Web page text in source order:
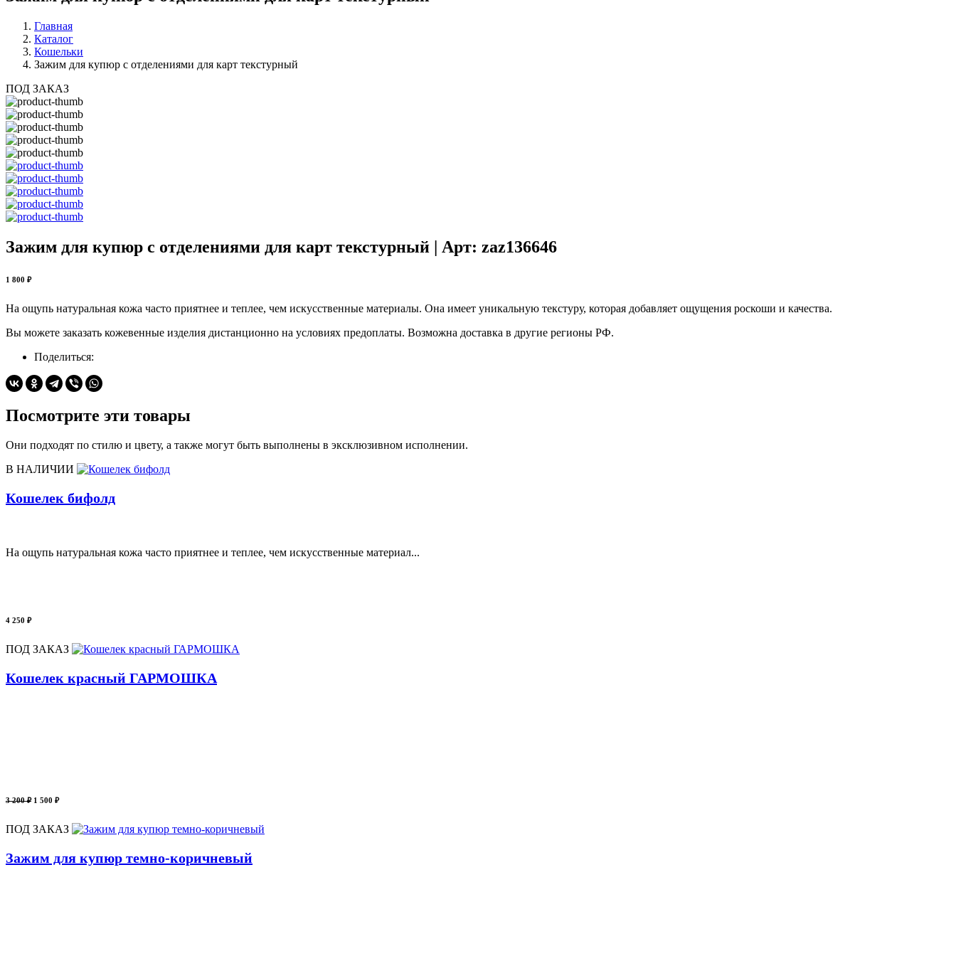
Главная
Каталог
Кошельки
Зажим для купюр с отделениями для карт текстурный
ПОД ЗАКАЗ
Зажим для купюр с отделениями для карт текстурный | Арт: zaz136646
1 800 ₽
На ощупь натуральная кожа часто приятнее и теплее, чем искусственные материалы. Она имеет уникальную текстуру, которая добавляет ощущения роскоши и качества.
Вы можете заказать кожевенные изделия дистанционно на условиях предоплаты. Возможна доставка в другие регионы РФ.
Поделиться:
Посмотрите эти товары
Они подходят по стилю и цвету, а также могут быть выполнены в эксклюзивном исполнении.
В НАЛИЧИИ
Кошелек бифолд
На ощупь натуральная кожа часто приятнее и теплее, чем искусственные материал...
4 250 ₽
ПОД ЗАКАЗ
Кошелек красный ГАРМОШКА
3 200 ₽ 1 500 ₽
ПОД ЗАКАЗ
Зажим для купюр темно-коричневый